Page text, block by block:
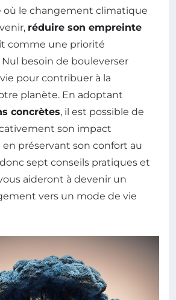
où le changement climatique
réduire son empreinte
comme une priorité
besoin de bouleverser
pour contribuer à la
planète. En adoptant
concrètes, il est possible de
son impact
préservant son confort au
sept conseils pratiques et
aideront à devenir un
vers un mode de vie